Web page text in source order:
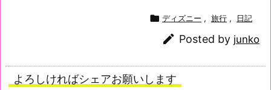
 ディズニー , 旅行 , 日記
 Posted by junko
よろしければシェアお願いします